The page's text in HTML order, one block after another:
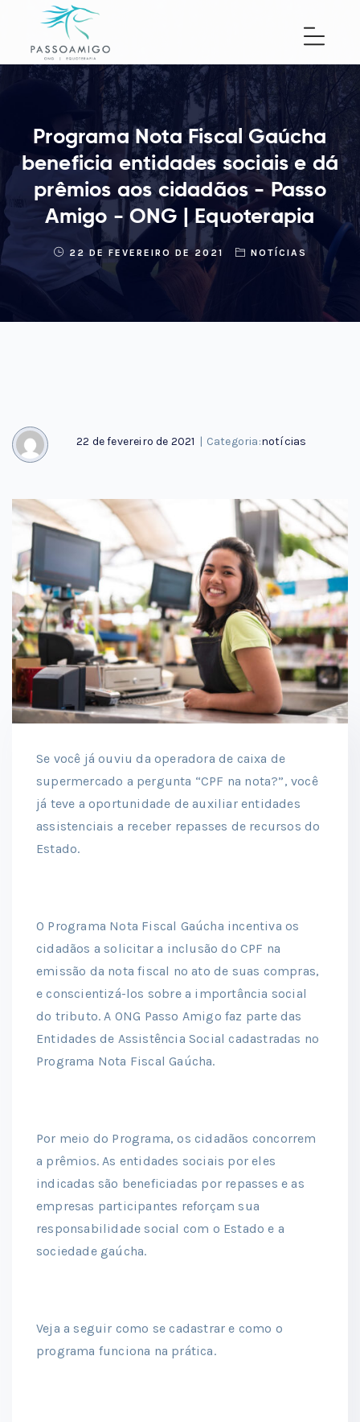
Programa Nota Fiscal Gaúcha
beneficia entidades sociais e dá
prêmios aos cidadãos - Passo
Amigo - ONG | Equoterapia
22 DE FEVEREIRO DE 2021 NOTÍCIAS
22 de fevereiro de 2021 | Categoria:notícias
Se você já ouviu da operadora de caixa de
supermercado a pergunta “CPF na nota?”, você
já teve a oportunidade de auxiliar entidades
assistenciais a receber repasses de recursos do
Estado.
O Programa Nota Fiscal Gaúcha incentiva os
cidadãos a solicitar a inclusão do CPF na
emissão da nota fiscal no ato de suas compras,
e conscientizá-los sobre a importância social
do tributo. A ONG Passo Amigo faz parte das
Entidades de Assistência Social cadastradas no
Programa Nota Fiscal Gaúcha.
Por meio do Programa, os cidadãos concorrem
a prêmios. As entidades sociais por eles
indicadas são beneficiadas por repasses e as
empresas participantes reforçam sua
responsabilidade social com o Estado e a
sociedade gaúcha.
Veja a seguir como se cadastrar e como o
programa funciona na prática.